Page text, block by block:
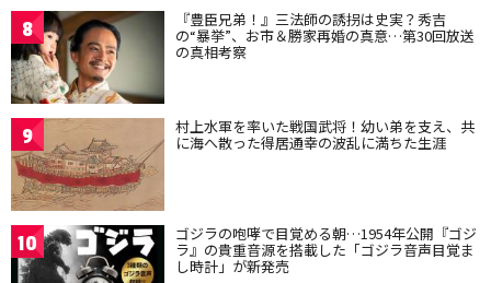
8 『豊臣兄弟！』三法師の誘拐は史実？秀吉
の“暴挙”、お市＆勝家再婚の真意…第30回放送
の真相考察
9 村上水軍を率いた戦国武将！幼い弟を支え、共
に海へ散った得居通幸の波乱に満ちた生涯
10 ゴジラの咆哮で目覚める朝…1954年公開『ゴジ
ラ』の貴重音源を搭載した「ゴジラ音声目覚ま
し時計」が新発売